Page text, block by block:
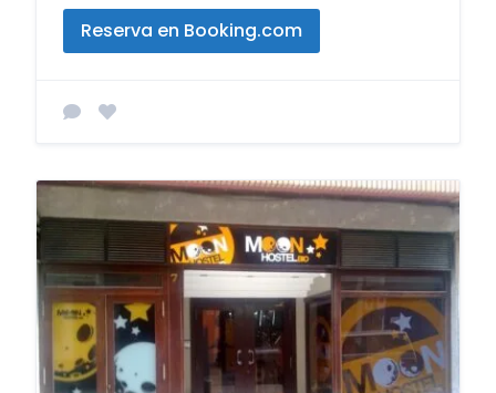
Reserva en Booking.com